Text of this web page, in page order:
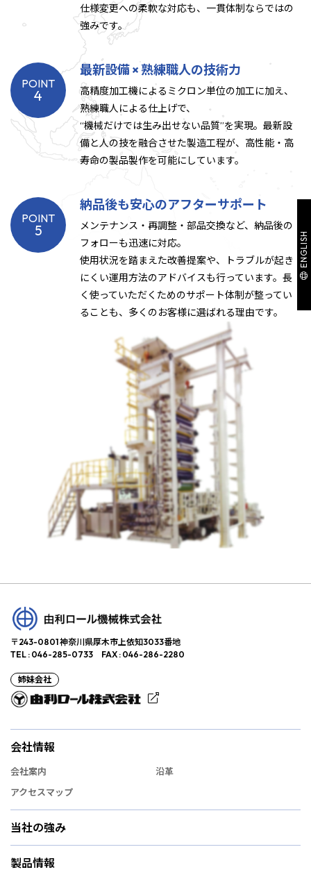
仕様変更への柔軟な対応も、一貫体制ならではの
強みです。
POINT
4
最新設備 × 熟練職人の技術力
高精度加工機によるミクロン単位の加工に加え、
熟練職人による仕上げで、
“機械だけでは生み出せない品質”を実現。最新設
備と人の技を融合させた製造工程が、高性能・高
寿命の製品製作を可能にしています。
POINT
5
納品後も安心のアフターサポート
メンテナンス・再調整・部品交換など、納品後の
フォローも迅速に対応。
使用状況を踏まえた改善提案や、トラブルが起き
にくい運用方法のアドバイスも行っています。長
く使っていただくためのサポート体制が整ってい
ることも、多くのお客様に選ばれる理由です。
ENGLISH
〒243-0801 神奈川県厚木市上依知3033番地
TEL : 046-285-0733 FAX : 046-286-2280
姉妹会社
会社情報
会社案内
沿革
アクセスマップ
当社の強み
製品情報